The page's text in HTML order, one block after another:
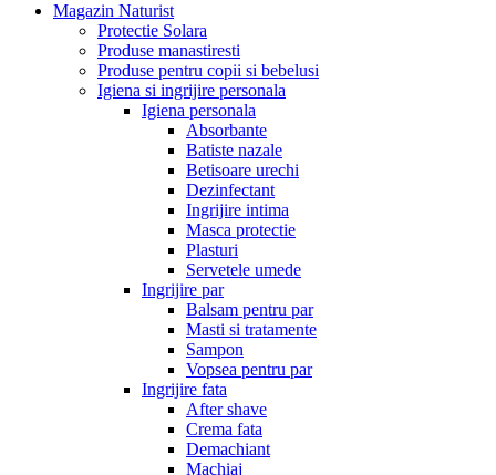
Magazin Naturist
Protectie Solara
Produse manastiresti
Produse pentru copii si bebelusi
Igiena si ingrijire personala
Igiena personala
Absorbante
Batiste nazale
Betisoare urechi
Dezinfectant
Ingrijire intima
Masca protectie
Plasturi
Servetele umede
Ingrijire par
Balsam pentru par
Masti si tratamente
Sampon
Vopsea pentru par
Ingrijire fata
After shave
Crema fata
Demachiant
Machiaj